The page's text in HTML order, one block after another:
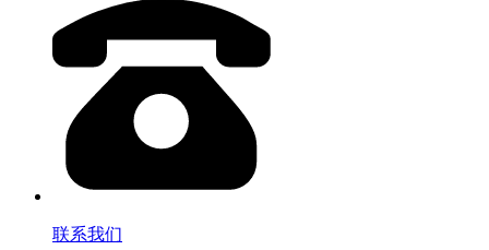
联系我们